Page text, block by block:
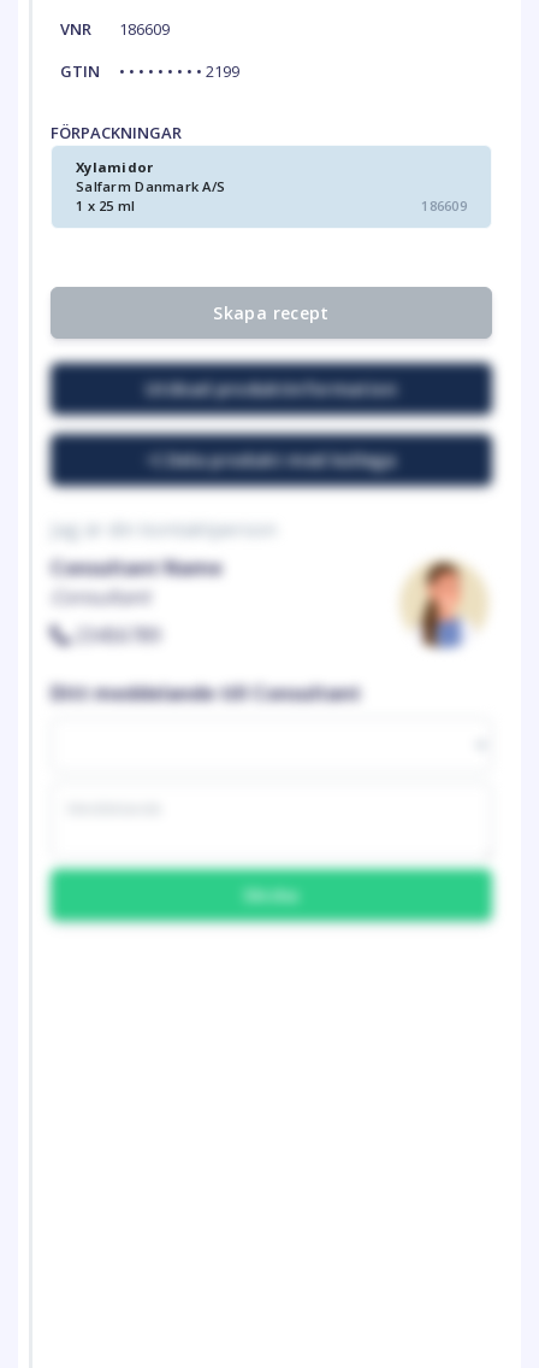
VNR
186609
GTIN
• • • • • • • • • 2199
FÖRPACKNINGAR
Xylamidor
Salfarm Danmark A/S
1 x 25 ml
186609
Skapa recept
Utökad produktinformation
Dela produkt med kollega
Jag är din kontaktperson
Consultant Name
Consultant
23456789
Ditt meddelande till Consultant
Skicka